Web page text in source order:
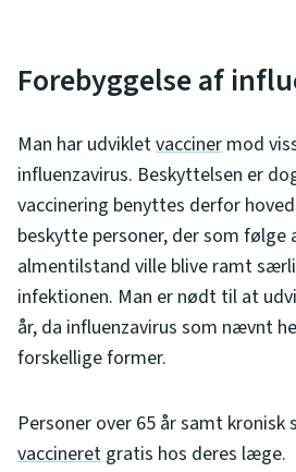
Forebyggelse af
Man har udvikletvacciner mod
influenzavirus. Beskyttelsen er
vaccinering benyttes derfor
beskytte personer, der som følge
almentilstand ville blive ramt
infektionen. Man er nødt til at
år, da influenzavirus som nævnt
forskellige former.
Personer over 65 år samt kronisk
vaccineret gratis hos deres læge.